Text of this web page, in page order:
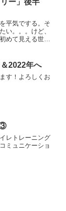
平気でする。そ
い。。。けど、
めて見える世界
2022年へ
す！よろしくお
③
レトレーニング
ミュニケーショ